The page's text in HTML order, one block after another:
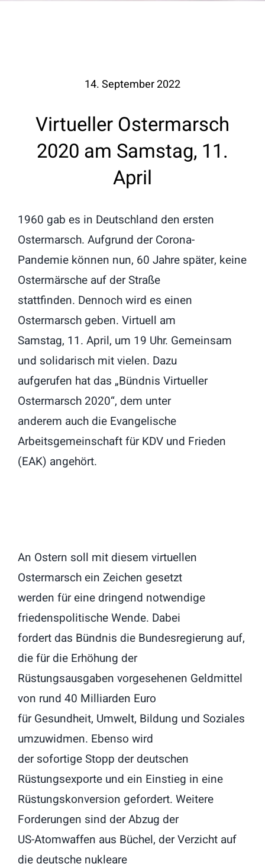
14. September 2022
Virtueller Ostermarsch
2020 am Samstag, 11.
April
1960 gab es in Deutschland den ersten
Ostermarsch. Aufgrund der Corona-
Pandemie können nun, 60 Jahre später, keine
Ostermärsche auf der Straße
stattfinden. Dennoch wird es einen
Ostermarsch geben. Virtuell am
Samstag, 11. April, um 19 Uhr. Gemeinsam
und solidarisch mit vielen. Dazu
aufgerufen hat das „Bündnis Virtueller
Ostermarsch 2020“, dem unter
anderem auch die Evangelische
Arbeitsgemeinschaft für KDV und Frieden
(EAK) angehört.
An Ostern soll mit diesem virtuellen
Ostermarsch ein Zeichen gesetzt
werden für eine dringend notwendige
friedenspolitische Wende. Dabei
fordert das Bündnis die Bundesregierung auf,
die für die Erhöhung der
Rüstungsausgaben vorgesehenen Geldmittel
von rund 40 Milliarden Euro
für Gesundheit, Umwelt, Bildung und Soziales
umzuwidmen. Ebenso wird
der sofortige Stopp der deutschen
Rüstungsexporte und ein Einstieg in eine
Rüstungskonversion gefordert. Weitere
Forderungen sind der Abzug der
US-Atomwaffen aus Büchel, der Verzicht auf
die deutsche nukleare